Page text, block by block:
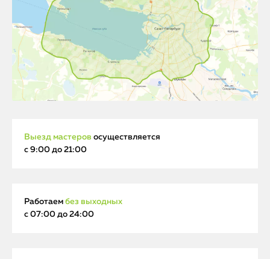
Выезд мастеров осуществляется
с 9:00 до 21:00
Работаем без выходных
с 07:00 до 24:00